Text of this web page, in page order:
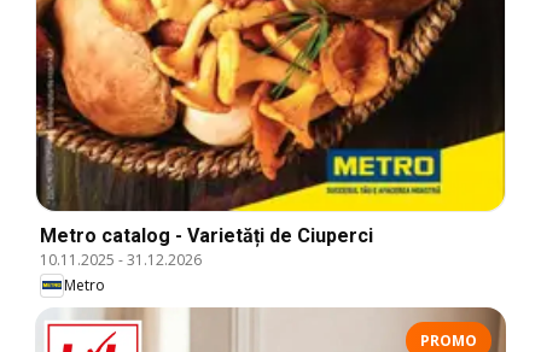
Metro catalog - Varietăți de Ciuperci
10.11.2025 -31.12.2026
Metro
PROMO